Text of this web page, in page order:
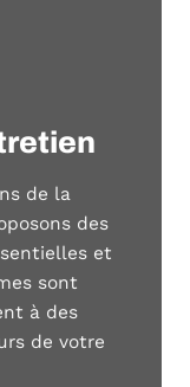
de la
des
et
sont
à des
de votre